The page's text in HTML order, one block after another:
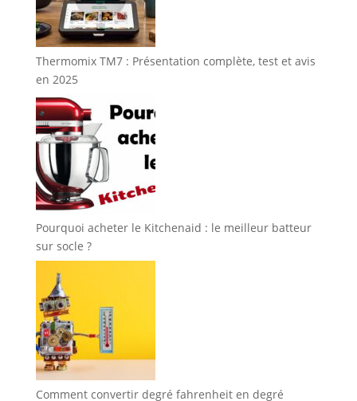
Thermomix TM7 : Présentation complète, test et avis
en 2025
Pourquoi acheter le Kitchenaid : le meilleur batteur
sur socle ?
Comment convertir degré fahrenheit en degré